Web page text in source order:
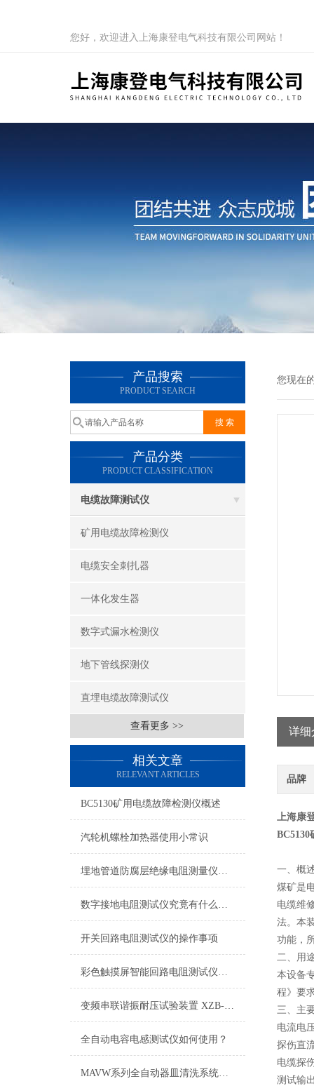
您好，欢迎进入上海康登电气科技有限公司网站！
产品搜索
PRODUCT SEARCH
产品分类
PRODUCT CLASSIFICATION
电缆故障测试仪
矿用电缆故障检测仪
电缆安全刺扎器
一体化发生器
数字式漏水检测仪
地下管线探测仪
直埋电缆故障测试仪
查看更多 >>
相关文章
RELEVANT ARTICLES
BC5130矿用电缆故障检测仪概述
汽轮机螺栓加热器使用小常识
埋地管道防腐层绝缘电阻测量仪技术参数（变频选频法）
数字接地电阻测试仪究竟有什么作用呢？
开关回路电阻测试仪的操作事项
彩色触摸屏智能回路电阻测试仪如何选择
变频串联谐振耐压试验装置 XZB-108kVA/27kV×4技术方案
全自动电容电感测试仪如何使用？
MAVW系列全自动器皿清洗系统技术参数
您现在
详细
品牌
上海康
BC5130
一、概
煤矿是
电缆维
法。本
功能，
二、用
本设备
程》要
三、主
电流电
探伤直
电缆探
测试输